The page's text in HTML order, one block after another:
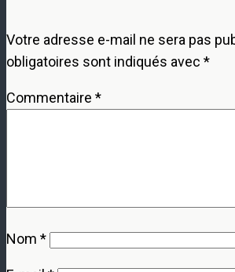
Votre adresse e-mail ne sera pas
obligatoires sont indiqués avec *
Commentaire *
Nom *